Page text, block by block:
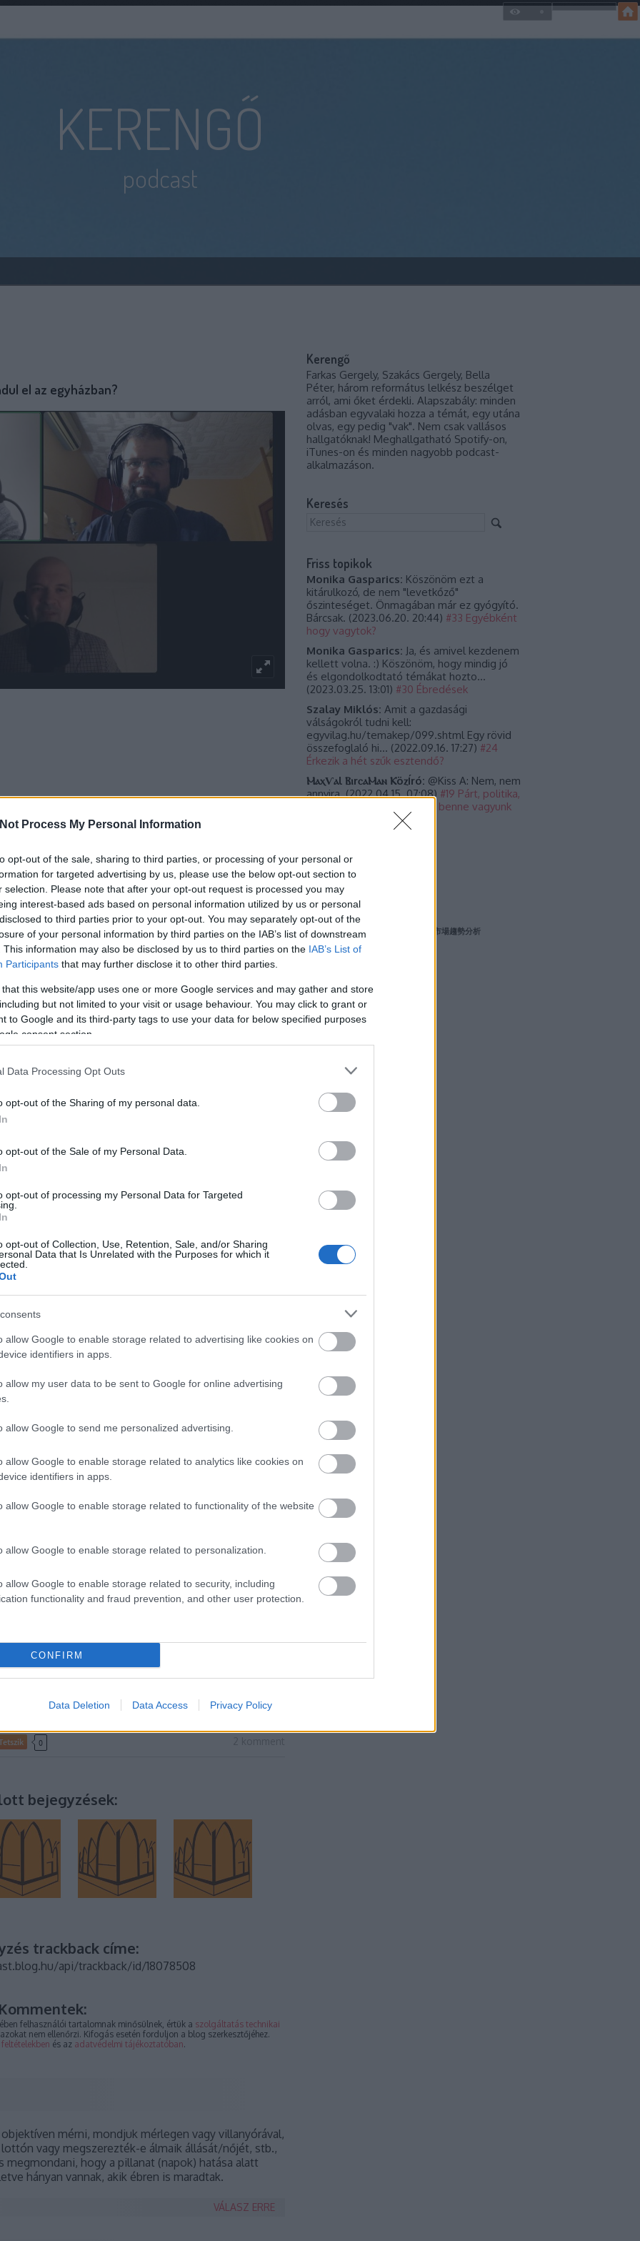
Process My Personal Information
opt-out of the sale, sharing to third parties, or processing of your personal or
for targeted advertising by us, please use the below opt-out section to
selection. Please note that after your opt-out request is processed you may
interest-based ads based on personal information utilized by us or personal
to third parties prior to your opt-out. You may separately opt-out of the
of your personal information by third parties on the IAB’s list of downstream
This information may also be disclosed by us to third parties on the IAB’s List of
Participants that may further disclose it to other third parties.
that this website/app uses one or more Google services and may gather and store
but not limited to your visit or usage behaviour. You may click to grant or
to Google and its third-party tags to use your data for below specified purposes
consent section.
Data Processing Opt Outs
opt-out of the Sharing of my personal data.
opt-out of the Sale of my Personal Data.
opt-out of processing my Personal Data for Targeted
opt-out of Collection, Use, Retention, Sale, and/or Sharing
Data that Is Unrelated with the Purposes for which it
allow Google to enable storage related to advertising like cookies on
identifiers in apps.
allow my user data to be sent to Google for online advertising
allow Google to send me personalized advertising.
allow Google to enable storage related to analytics like cookies on
identifiers in apps.
allow Google to enable storage related to functionality of the website
allow Google to enable storage related to personalization.
allow Google to enable storage related to security, including
functionality and fraud prevention, and other user protection.
CONFIRM
Data Deletion Data Access Privacy Policy
KERENGŐ
podcast
el az egyházban?
az ott lévő egyetemisták nem hagyták abba
liturgia. Folytatták, ottmaradtak, két hétig még
Csak imádkoztak, énekkel dicsőítették Istent,
a hírük terjedt, emberek ezrei érkeztek,
és a diákság segítette a spontán történést.
mi az, amit ébredésnek, megújulásnak hívunk?
ébredés, a társadalmi kihívásokra vagy a belső
az ébredésekben? Mit tudunk tanulni ebből a
fiatalok őszinte akciójából? Mit jelent az a
meghirdettek bármit is?
a mostani részben, reményeink szerint úgy, hogy az
legyen.
van szó: Farkas Gergely. Aki vakon volt: Szakács
az Asbury Egyetemen - Református.hu:
tobb-mint-kethetes-istentisztelet-az-asbury-
Kurír:
ott-hiressegek-csak-jezus-ebredesi-
https://relevantmagazine.com/magazine/what-
Asbury - The Gospel Coalition:
trevin-wax/burning-question-asbury-awakening/
- Parókia:
Egyházban 1945 és 1950 között - Parókia:
gy%C3%BClekezet-a-k%C3%B6zpontban-
konyvek/donald-miller-kek-mint-a-jazz
0
bejegyzések:
trackback címe:
api/trackback/id/18078508
Kommentek:
felhasználói tartalomnak minősülnek, értük a szolgáltatás technikai
nem ellenőrzi. Kifogás esetén forduljon a blog szerkesztőjéhez.
és az adatvédelmi tájékoztatóban.
mérni, mondjuk mérlegen vagy villanyórával,
vagy megszerezték-e álmaik állását/nőjét, stb.,
hogy a pillanat (napok) hatása alatt
hányan vannak, akik ébren is maradtak.
VÁLASZ ERRE
Kerengő
Farkas Gergely, Szakács Gergely, Bella
Péter, három református lelkész beszélget
arról, ami őket érdekli. Alapszabály: minden
adásban egyvalaki hozza a témát, egy utána
olvas, egy pedig "vak". Nem csak vallásos
hallgatóknak! Meghallgatható Spotify-on,
iTunes-on és minden nagyobb podcast-
alkalmazáson.
Keresés
Friss topikok
Monika Gasparics: Köszönöm ezt a
kitárulkozó, de nem "levetkőző"
őszinteséget. Önmagában már ez gyógyító.
Bárcsak. (2023.06.20. 20:44) #33 Egyébként
hogy vagytok?
Monika Gasparics: Ja, és amivel kezdenem
kellett volna. :) Köszönöm, hogy mindig jó
és elgondolkodtató témákat hozto...
(2023.03.25. 13:01) #30 Ébredések
Szalay Miklós: Amit a gazdasági
válságokról tudni kell:
egyvilag.hu/temakep/099.shtml Egy rövid
összefoglaló hi... (2022.09.16. 17:27) #24
Érkezik a hét szűk esztendő?
ⲘⲁⲭѴⲁl ⲂⲓrⲥⲁⲘⲁⲛ ⲔöⲍÍró: @Kiss A: Nem, nem
annyira.(2022.04.15. 07:08) #19 Párt, politika,
egyház - belekeveredtünk, benne vagyunk
vagy el kell kerülnünk?
Címkék
Címkefelhő
Blogajánló
為何西太后飾品能保值？品牌定位與市場趨勢分析
Vivienne…
Archívum
2023 március
2022 november
2022 október
2022 augusztus
2022 július
2022 június
2022 április
Tovább
...
Feedek
RSS 2.0
bejegyzések
Egyéb